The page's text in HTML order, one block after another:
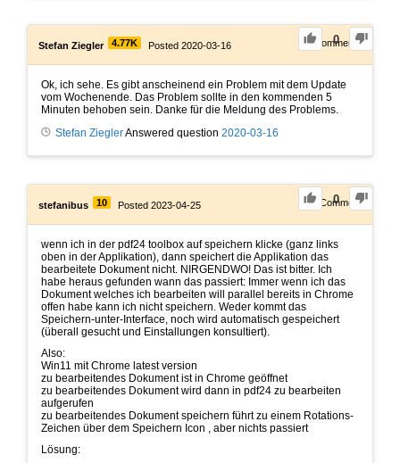
0
Stefan Ziegler 4.77K Posted 2020-03-16 0Comments
Ok, ich sehe. Es gibt anscheinend ein Problem mit dem Update
vom Wochenende. Das Problem sollte in den kommenden 5
Minuten behoben sein. Danke für die Meldung des Problems.
Stefan ZieglerAnswered question 2020-03-16
0
stefanibus 10 Posted 2023-04-25 1 Comment
wenn ich in der pdf24 toolbox auf speichern klicke (ganz links
oben in der Applikation), dann speichert die Applikation das
bearbeitete Dokument nicht. NIRGENDWO! Das ist bitter. Ich
habe heraus gefunden wann das passiert: Immer wenn ich das
Dokument welches ich bearbeiten will parallel bereits in Chrome
offen habe kann ich nicht speichern. Weder kommt das
Speichern-unter-Interface, noch wird automatisch gespeichert
(überall gesucht und Einstallungen konsultiert).
Also:
Win11 mit Chrome latest version
zu bearbeitendes Dokument ist in Chrome geöffnet
zu bearbeitendes Dokument wird dann in pdf24 zu bearbeiten
aufgerufen
zu bearbeitendes Dokument speichern führt zu einem Rotations-
Zeichen über dem Speichern Icon , aber nichts passiert
Lösung: